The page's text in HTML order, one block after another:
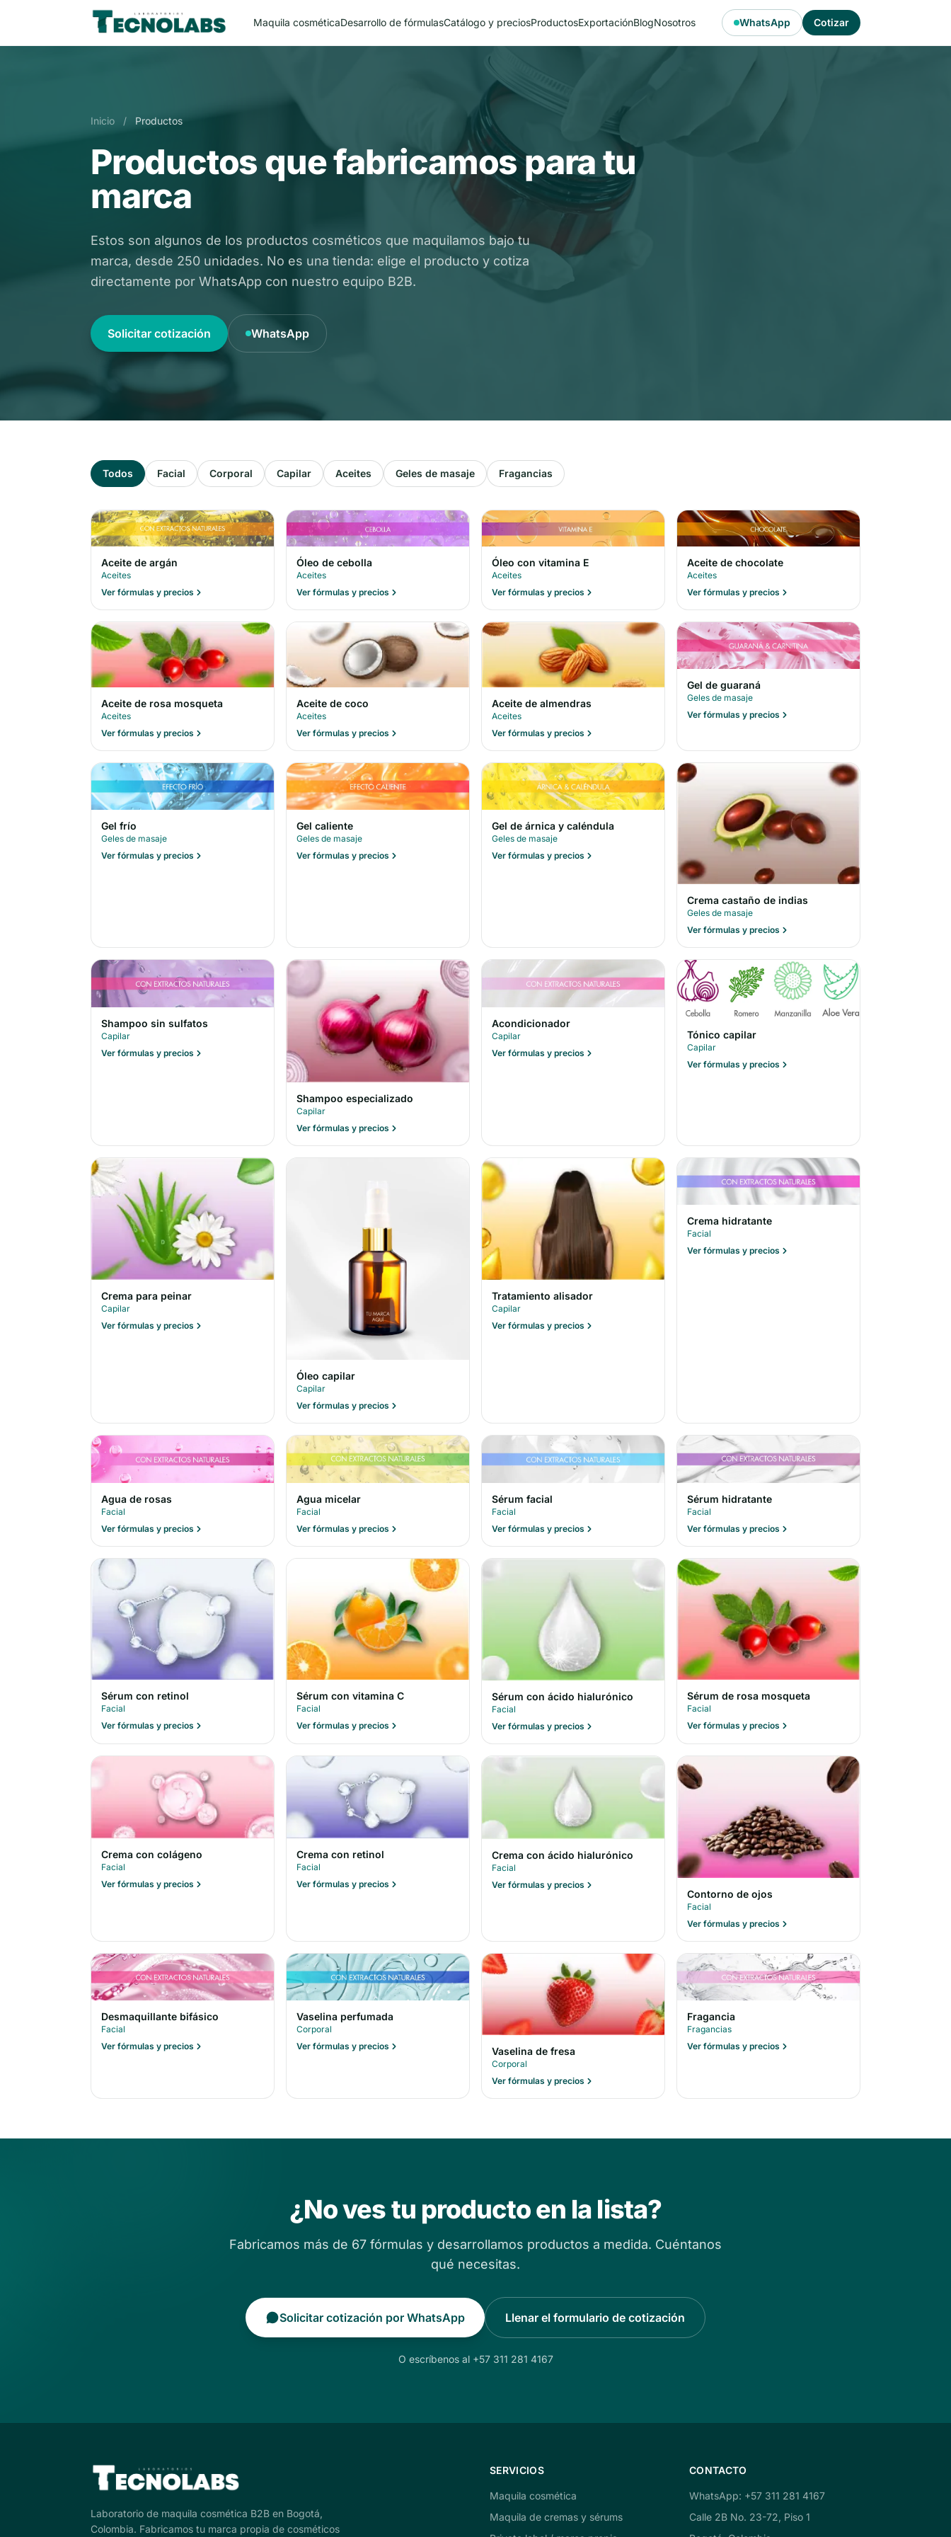
Maquila cosméticaDesarrollo de fórmulasCatálogo y preciosProductosExportaciónBlogNosotros WhatsApp Cotizar
Inicio / Productos
Productos que fabricamos para tu
marca
Estos son algunos de los productos cosméticos que maquilamos bajo tu
marca, desde 250 unidades. No es una tienda: elige el producto y cotiza
directamente por WhatsApp con nuestro equipo B2B.
Solicitar cotización WhatsApp
Todos Facial Corporal Capilar Aceites Geles de masaje Fragancias
Aceite de argán
Aceites
Ver fórmulas y precios
Óleo de cebolla
Aceites
Ver fórmulas y precios
Óleo con vitamina E
Aceites
Ver fórmulas y precios
Aceite de chocolate
Aceites
Ver fórmulas y precios
Aceite de rosa mosqueta
Aceites
Ver fórmulas y precios
Aceite de coco
Aceites
Ver fórmulas y precios
Aceite de almendras
Aceites
Ver fórmulas y precios
Gel de guaraná
Geles de masaje
Ver fórmulas y precios
Gel frío
Geles de masaje
Ver fórmulas y precios
Gel caliente
Geles de masaje
Ver fórmulas y precios
Gel de árnica y caléndula
Geles de masaje
Ver fórmulas y precios
Crema castaño de indias
Geles de masaje
Ver fórmulas y precios
Shampoo sin sulfatos
Capilar
Ver fórmulas y precios
Shampoo especializado
Capilar
Ver fórmulas y precios
Acondicionador
Capilar
Ver fórmulas y precios
Tónico capilar
Capilar
Ver fórmulas y precios
Crema para peinar
Capilar
Ver fórmulas y precios
Óleo capilar
Capilar
Ver fórmulas y precios
Tratamiento alisador
Capilar
Ver fórmulas y precios
Crema hidratante
Facial
Ver fórmulas y precios
Agua de rosas
Facial
Ver fórmulas y precios
Agua micelar
Facial
Ver fórmulas y precios
Sérum facial
Facial
Ver fórmulas y precios
Sérum hidratante
Facial
Ver fórmulas y precios
Sérum con retinol
Facial
Ver fórmulas y precios
Sérum con vitamina C
Facial
Ver fórmulas y precios
Sérum con ácido hialurónico
Facial
Ver fórmulas y precios
Sérum de rosa mosqueta
Facial
Ver fórmulas y precios
Crema con colágeno
Facial
Ver fórmulas y precios
Crema con retinol
Facial
Ver fórmulas y precios
Crema con ácido hialurónico
Facial
Ver fórmulas y precios
Contorno de ojos
Facial
Ver fórmulas y precios
Desmaquillante bifásico
Facial
Ver fórmulas y precios
Vaselina perfumada
Corporal
Ver fórmulas y precios
Vaselina de fresa
Corporal
Ver fórmulas y precios
Fragancia
Fragancias
Ver fórmulas y precios
¿No ves tu producto en la lista?
Fabricamos más de 67 fórmulas y desarrollamos productos a medida. Cuéntanos
qué necesitas.
Solicitar cotización por WhatsApp Llenar el formulario de cotización
O escríbenos al +57 311 281 4167
Laboratorio de maquila cosmética B2B en Bogotá,
Colombia. Fabricamos tu marca propia de cosméticos
SERVICIOS
Maquila cosmética
Maquila de cremas y sérums
CONTACTO
WhatsApp: +57 311 281 4167
Calle 2B No. 23-72, Piso 1